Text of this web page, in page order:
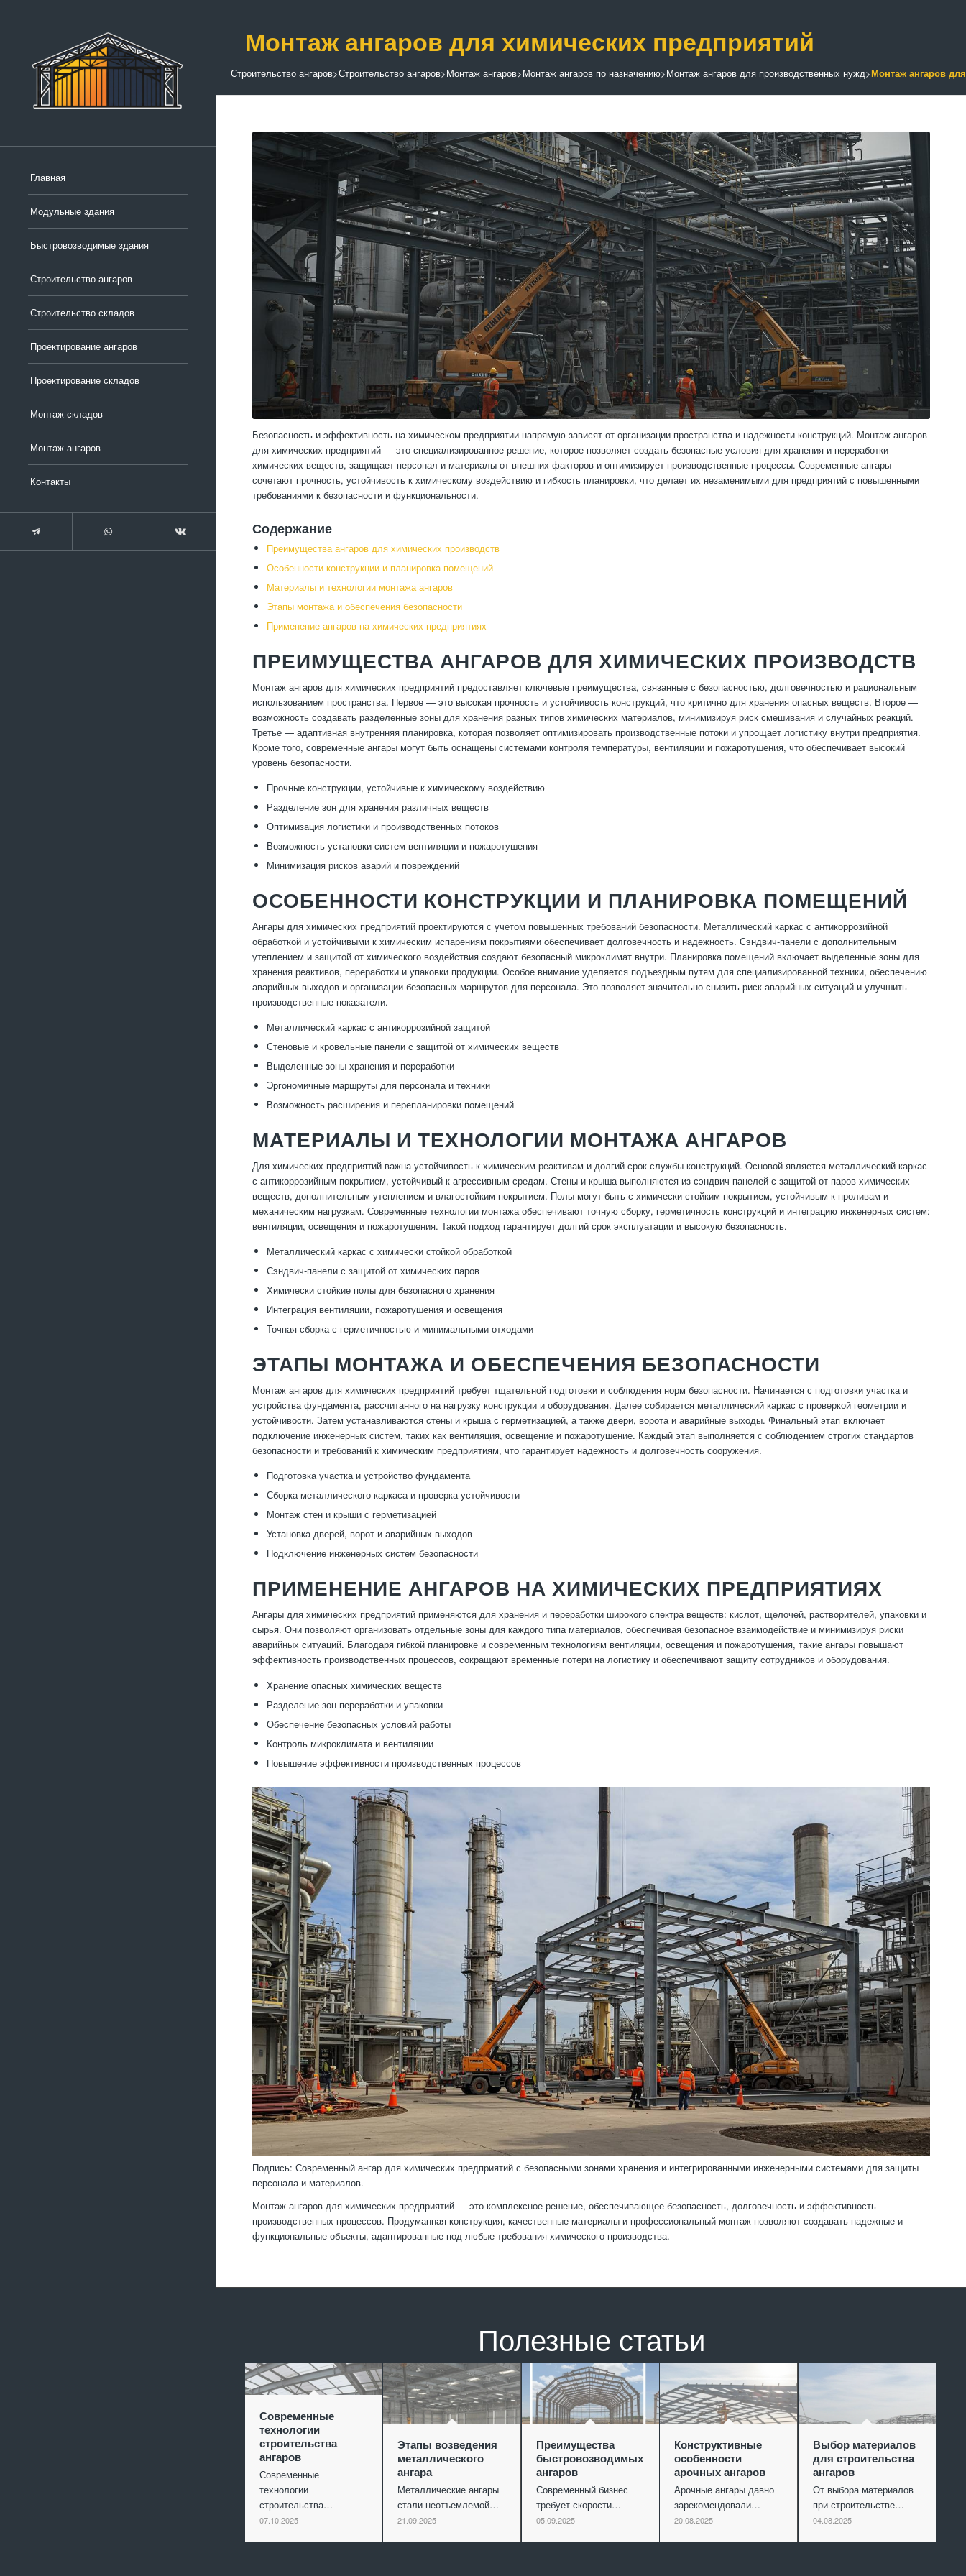
Главная
Модульные здания
Быстровозводимые здания
Строительство ангаров
Строительство складов
Проектирование ангаров
Проектирование складов
Монтаж складов
Монтаж ангаров
Контакты
Монтаж ангаров для химических предприятий
Строительство ангаров>Строительство ангаров>Монтаж ангаров>Монтаж ангаров по назначению>Монтаж ангаров для производственных нужд>Монтаж ангаров
Безопасность и эффективность на химическом предприятии напрямую зависят от организации пространства и надежности конструкций. Монтаж ангаров
для химических предприятий — это специализированное решение, которое позволяет создать безопасные условия для хранения и переработки
химических веществ, защищает персонал и материалы от внешних факторов и оптимизирует производственные процессы. Современные ангары
сочетают прочность, устойчивость к химическому воздействию и гибкость планировки, что делает их незаменимыми для предприятий с повышенными
требованиями к безопасности и функциональности.
Содержание
Преимущества ангаров для химических производств
Особенности конструкции и планировка помещений
Материалы и технологии монтажа ангаров
Этапы монтажа и обеспечения безопасности
Применение ангаров на химических предприятиях
ПРЕИМУЩЕСТВА АНГАРОВ ДЛЯ ХИМИЧЕСКИХ ПРОИЗВОДСТВ
Монтаж ангаров для химических предприятий предоставляет ключевые преимущества, связанные с безопасностью, долговечностью и рациональным
использованием пространства. Первое — это высокая прочность и устойчивость конструкций, что критично для хранения опасных веществ. Второе —
возможность создавать разделенные зоны для хранения разных типов химических материалов, минимизируя риск смешивания и случайных реакций.
Третье — адаптивная внутренняя планировка, которая позволяет оптимизировать производственные потоки и упрощает логистику внутри предприятия.
Кроме того, современные ангары могут быть оснащены системами контроля температуры, вентиляции и пожаротушения, что обеспечивает высокий
уровень безопасности.
Прочные конструкции, устойчивые к химическому воздействию
Разделение зон для хранения различных веществ
Оптимизация логистики и производственных потоков
Возможность установки систем вентиляции и пожаротушения
Минимизация рисков аварий и повреждений
ОСОБЕННОСТИ КОНСТРУКЦИИ И ПЛАНИРОВКА ПОМЕЩЕНИЙ
Ангары для химических предприятий проектируются с учетом повышенных требований безопасности. Металлический каркас с антикоррозийной
обработкой и устойчивыми к химическим испарениям покрытиями обеспечивает долговечность и надежность. Сэндвич-панели с дополнительным
утеплением и защитой от химического воздействия создают безопасный микроклимат внутри. Планировка помещений включает выделенные зоны для
хранения реактивов, переработки и упаковки продукции. Особое внимание уделяется подъездным путям для специализированной техники, обеспечению
аварийных выходов и организации безопасных маршрутов для персонала. Это позволяет значительно снизить риск аварийных ситуаций и улучшить
производственные показатели.
Металлический каркас с антикоррозийной защитой
Стеновые и кровельные панели с защитой от химических веществ
Выделенные зоны хранения и переработки
Эргономичные маршруты для персонала и техники
Возможность расширения и перепланировки помещений
МАТЕРИАЛЫ И ТЕХНОЛОГИИ МОНТАЖА АНГАРОВ
Для химических предприятий важна устойчивость к химическим реактивам и долгий срок службы конструкций. Основой является металлический каркас
с антикоррозийным покрытием, устойчивый к агрессивным средам. Стены и крыша выполняются из сэндвич-панелей с защитой от паров химических
веществ, дополнительным утеплением и влагостойким покрытием. Полы могут быть с химически стойким покрытием, устойчивым к проливам и
механическим нагрузкам. Современные технологии монтажа обеспечивают точную сборку, герметичность конструкций и интеграцию инженерных систем:
вентиляции, освещения и пожаротушения. Такой подход гарантирует долгий срок эксплуатации и высокую безопасность.
Металлический каркас с химически стойкой обработкой
Сэндвич-панели с защитой от химических паров
Химически стойкие полы для безопасного хранения
Интеграция вентиляции, пожаротушения и освещения
Точная сборка с герметичностью и минимальными отходами
ЭТАПЫ МОНТАЖА И ОБЕСПЕЧЕНИЯ БЕЗОПАСНОСТИ
Монтаж ангаров для химических предприятий требует тщательной подготовки и соблюдения норм безопасности. Начинается с подготовки участка и
устройства фундамента, рассчитанного на нагрузку конструкции и оборудования. Далее собирается металлический каркас с проверкой геометрии и
устойчивости. Затем устанавливаются стены и крыша с герметизацией, а также двери, ворота и аварийные выходы. Финальный этап включает
подключение инженерных систем, таких как вентиляция, освещение и пожаротушение. Каждый этап выполняется с соблюдением строгих стандартов
безопасности и требований к химическим предприятиям, что гарантирует надежность и долговечность сооружения.
Подготовка участка и устройство фундамента
Сборка металлического каркаса и проверка устойчивости
Монтаж стен и крыши с герметизацией
Установка дверей, ворот и аварийных выходов
Подключение инженерных систем безопасности
ПРИМЕНЕНИЕ АНГАРОВ НА ХИМИЧЕСКИХ ПРЕДПРИЯТИЯХ
Ангары для химических предприятий применяются для хранения и переработки широкого спектра веществ: кислот, щелочей, растворителей, упаковки и
сырья. Они позволяют организовать отдельные зоны для каждого типа материалов, обеспечивая безопасное взаимодействие и минимизируя риски
аварийных ситуаций. Благодаря гибкой планировке и современным технологиям вентиляции, освещения и пожаротушения, такие ангары повышают
эффективность производственных процессов, сокращают временные потери на логистику и обеспечивают защиту сотрудников и оборудования.
Хранение опасных химических веществ
Разделение зон переработки и упаковки
Обеспечение безопасных условий работы
Контроль микроклимата и вентиляции
Повышение эффективности производственных процессов
Подпись: Современный ангар для химических предприятий с безопасными зонами хранения и интегрированными инженерными системами для защиты
персонала и материалов.
Монтаж ангаров для химических предприятий — это комплексное решение, обеспечивающее безопасность, долговечность и эффективность
производственных процессов. Продуманная конструкция, качественные материалы и профессиональный монтаж позволяют создавать надежные и
функциональные объекты, адаптированные под любые требования химического производства.
Полезные статьи
Современные
технологии
строительства
ангаров
Современные
технологии
строительства…
07.10.2025
Этапы возведения
металлического
ангара
Металлические ангары
стали неотъемлемой…
21.09.2025
Преимущества
быстровозводимых
ангаров
Современный бизнес
требует скорости…
05.09.2025
Конструктивные
особенности
арочных ангаров
Арочные ангары давно
зарекомендовали…
20.08.2025
Выбор материалов
для строительства
ангаров
От выбора материалов
при строительстве…
04.08.2025